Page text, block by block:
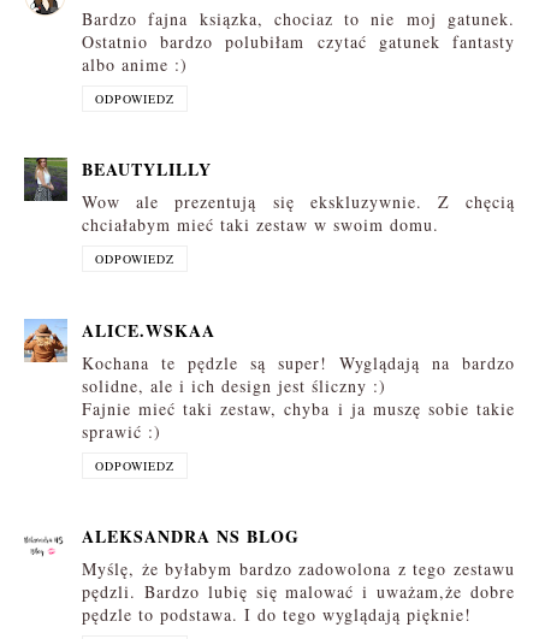
Bardzo fajna ksiązka, chociaz to nie moj gatunek.
Ostatnio bardzo polubiłam czytać gatunek fantasty
albo anime :)
ODPOWIEDZ
BEAUTYLILLY
Wow ale prezentują się ekskluzywnie. Z chęcią
chciałabym mieć taki zestaw w swoim domu.
ODPOWIEDZ
ALICE.WSKAA
Kochana te pędzle są super! Wyglądają na bardzo
solidne, ale i ich design jest śliczny :)
Fajnie mieć taki zestaw, chyba i ja muszę sobie takie
sprawić :)
ODPOWIEDZ
ALEKSANDRA NS BLOG
Myślę, że byłabym bardzo zadowolona z tego zestawu
pędzli. Bardzo lubię się malować i uważam,że dobre
pędzle to podstawa. I do tego wyglądają pięknie!